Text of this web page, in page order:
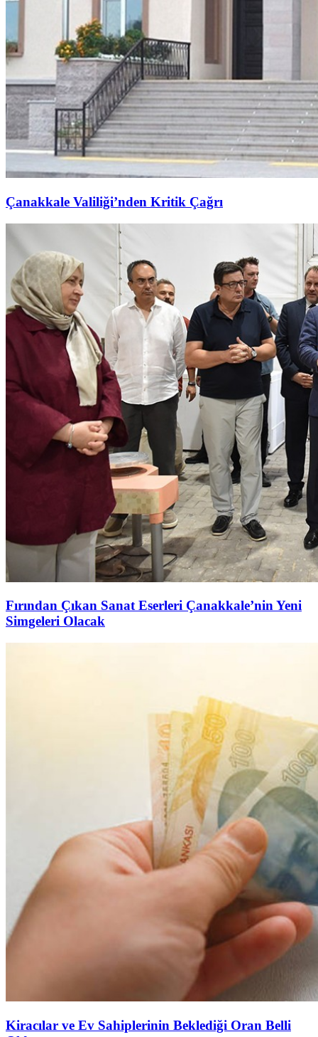
Çanakkale Valiliği’nden Kritik Çağrı
Fırından Çıkan Sanat Eserleri Çanakkale’nin Yeni
Simgeleri Olacak
Kiracılar ve Ev Sahiplerinin Beklediği Oran Belli